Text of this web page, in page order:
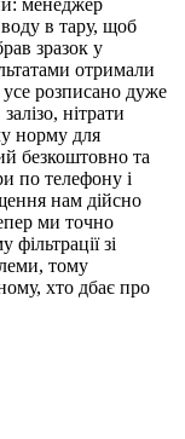
в тару, щоб
зразок у
отримали
розписано дуже
нітрати
норму для
безкоштовно та
по телефону і
нам дійсно
ми точно
зі
тому
хто дбає про